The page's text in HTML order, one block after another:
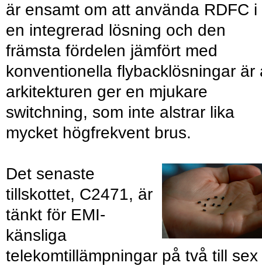
är ensamt om att använda RDFC i
en integrerad lösning och den
främsta fördelen jämfört med
konventionella flybacklösningar är
arkitekturen ger en mjukare
switchning, som inte alstrar lika
mycket högfrekvent brus.
Det senaste
tillskottet, C2471, är
tänkt för EMI-
känsliga
telekomtillämpningar på två till sex